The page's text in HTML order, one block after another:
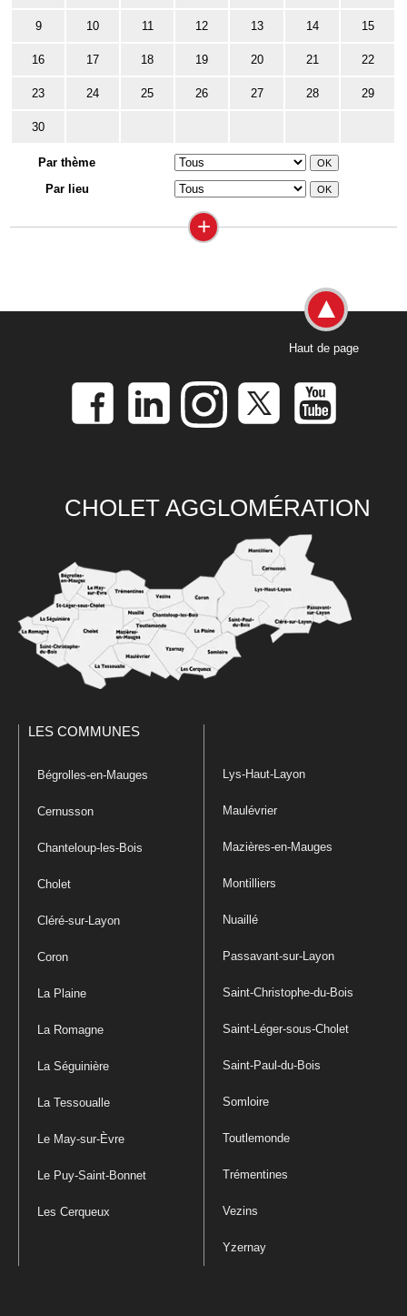
9 10 11 12 13 14 15
16 17 18 19 20 21 22
23 24 25 26 27 28 29
30
Par thème
Par lieu
+
Haut de page
CHOLET AGGLOMÉRATION
LES COMMUNES
Bégrolles-en-Mauges
Cernusson
Chanteloup-les-Bois
Cholet
Cléré-sur-Layon
Coron
La Plaine
La Romagne
La Séguinière
La Tessoualle
Le May-sur-Èvre
Le Puy-Saint-Bonnet
Les Cerqueux
Lys-Haut-Layon
Maulévrier
Mazières-en-Mauges
Montilliers
Nuaillé
Passavant-sur-Layon
Saint-Christophe-du-Bois
Saint-Léger-sous-Cholet
Saint-Paul-du-Bois
Somloire
Toutlemonde
Trémentines
Vezins
Yzernay